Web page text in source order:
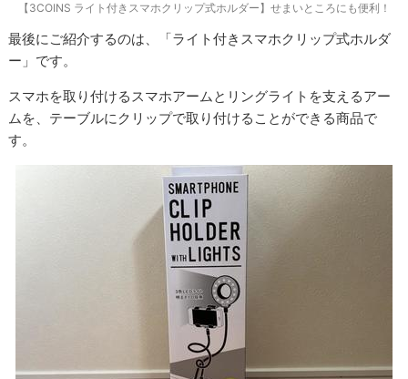
【3COINS ライト付きスマホクリップ式ホルダー】せまいところにも便利！
最後にご紹介するのは、「ライト付きスマホクリップ式ホルダ
ー」です。
スマホを取り付けるスマホアームとリングライトを支えるアー
ムを、テーブルにクリップで取り付けることができる商品で
す。